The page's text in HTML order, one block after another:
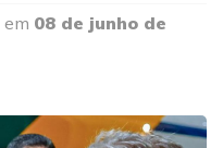
em 08 de junho de